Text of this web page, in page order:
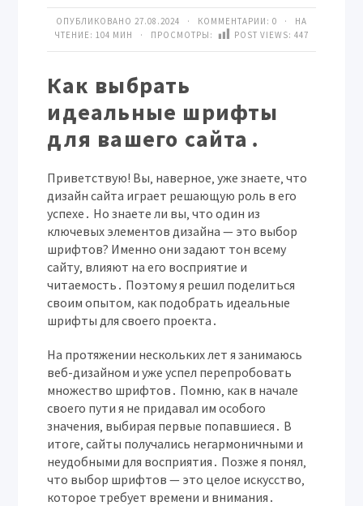
ОПУБЛИКОВАНО 27.08.2024 · КОММЕНТАРИИ: 0 · НА
ЧТЕНИЕ: 104 МИН · ПРОСМОТРЫ:
POST VIEWS: 447
Как выбрать
идеальные шрифты
для вашего сайта․
Приветствую! Вы‚ наверное‚ уже знаете‚ что
дизайн сайта играет решающую роль в его
успехе․ Но знаете ли вы‚ что один из
ключевых элементов дизайна — это выбор
шрифтов? Именно они задают тон всему
сайту‚ влияют на его восприятие и
читаемость․ Поэтому я решил поделиться
своим опытом‚ как подобрать идеальные
шрифты для своего проекта․
На протяжении нескольких лет я занимаюсь
веб-дизайном и уже успел перепробовать
множество шрифтов․ Помню‚ как в начале
своего пути я не придавал им особого
значения‚ выбирая первые попавшиеся․ В
итоге‚ сайты получались негармоничными и
неудобными для восприятия․ Позже я понял‚
что выбор шрифтов — это целое искусство‚
которое требует времени и внимания․